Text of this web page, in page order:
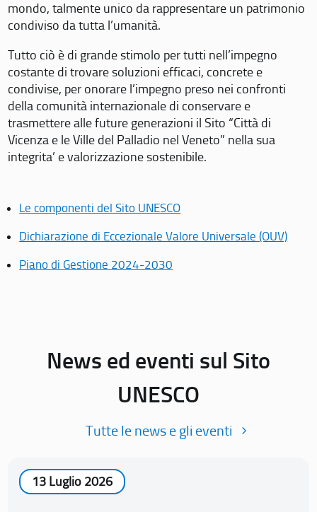
mondo, talmente unico da rappresentare un patrimonio
condiviso da tutta l’umanità.
Tutto ciò è di grande stimolo per tutti nell’impegno
costante di trovare soluzioni efficaci, concrete e
condivise, per onorare l’impegno preso nei confronti
della comunità internazionale di conservare e
trasmettere alle future generazioni il Sito “Città di
Vicenza e le Ville del Palladio nel Veneto” nella sua
integrita’ e valorizzazione sostenibile.
Le componenti del Sito UNESCO
Dichiarazione di Eccezionale Valore Universale (OUV)
Piano di Gestione 2024-2030
News ed eventi sul Sito
UNESCO
Tutte le news e gli eventi
13 Luglio 2026